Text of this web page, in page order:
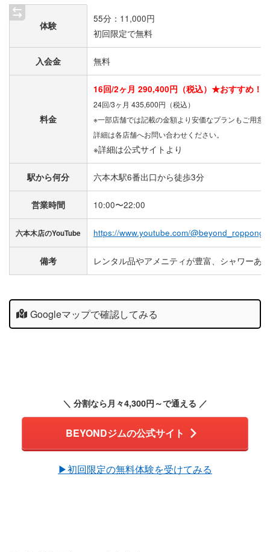
体験
55分：11,000円
初回限定で無料
入会金 無料
料金
16回/2ヶ月 290,400円（税込）★おすすめ！
24回/3ヶ月 435,600円（税込）
※一部店舗では記載の金額より安価なプランもご用意
詳細は各店舗へお問い合わせください。
※詳細は公式サイトより
駅から何分 六本木駅6番出口から徒歩3分
営業時間 10:00〜22:00
六本木店のYouTube https://www.youtube.com/
備考 レンタル品やアメニティが豊富、シャワーあり
Googleマップで確認してみる
＼ 分割なら月々4,300円～で通える ／
BEYONDジムの公式サイト
▶︎初回限定の無料体験を受けてみる